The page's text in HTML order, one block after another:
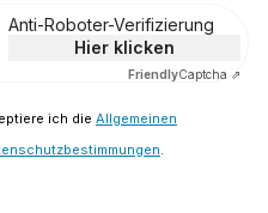
Anti-Roboter-Verifizierung
Hier klicken
FriendlyCaptcha ⇗
ich die Allgemeinen
.